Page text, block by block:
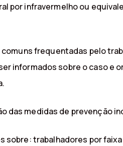
por infravermelho ou
frequentadas pelo
informados sobre o caso e
das medidas de prevenção
sobre: trabalhadores por